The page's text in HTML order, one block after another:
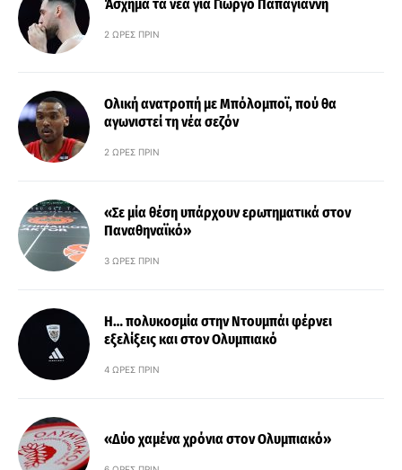
Άσχημα τα νέα για Γιώργο Παπαγιάννη
2 ΏΡΕΣ ΠΡΙΝ
Ολική ανατροπή με Μπόλομποϊ, πού θα
αγωνιστεί τη νέα σεζόν
2 ΏΡΕΣ ΠΡΙΝ
«Σε μία θέση υπάρχουν ερωτηματικά στον
Παναθηναϊκό»
3 ΏΡΕΣ ΠΡΙΝ
Η… πολυκοσμία στην Ντουμπάι φέρνει
εξελίξεις και στον Ολυμπιακό
4 ΏΡΕΣ ΠΡΙΝ
«Δύο χαμένα χρόνια στον Ολυμπιακό»